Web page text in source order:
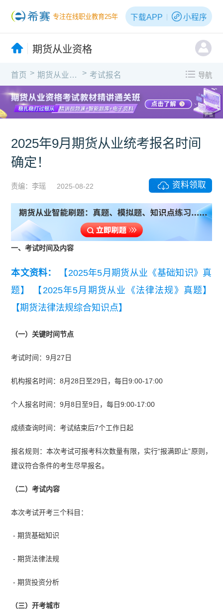
专注在线职业教育25年 下载APP 小程序
期货从业资格
首页 > 期货从业资格 > 考试报名 导航
广告
2025年9月期货从业统考报名时间
确定！
责编：李瑶 2025-08-22 资料领取
一、考试时间及内容
本文资料：
【2025年5月期货从业《基础知识》真
题】
【2025年5月期货从业《法律法规》真题】
【期货法律法规综合知识点】
（一）关键时间节点
考试时间：9月27日
机构报名时间：8月28日至29日，每日9:00-17:00
个人报名时间：9月8日至9日，每日9:00-17:00
成绩查询时间：考试结束后7个工作日起
报名规则：本次考试可报考科次数量有限，实行“报满即止”原则，
建议符合条件的考生尽早报名。
（二）考试内容
本次考试开考三个科目：
- 期货基础知识
- 期货法律法规
- 期货投资分析
（三）开考城市